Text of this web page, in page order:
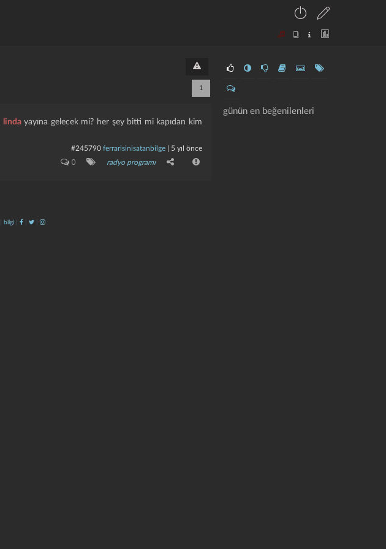
günün en beğenilenleri
1
lindayayına gelecek mi? her şey bitti mi kapıdan kim
#245790 ferrarisinisatanbilge| 5 yıl önce
0 radyo programı
bilgi